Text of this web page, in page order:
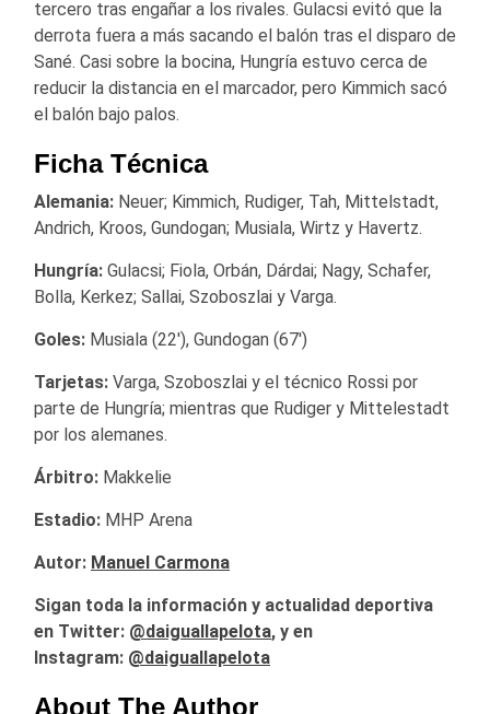
tercero tras engañar a los rivales. Gulacsi evitó que la
derrota fuera a más sacando el balón tras el disparo de
Sané. Casi sobre la bocina, Hungría estuvo cerca de
reducir la distancia en el marcador, pero Kimmich sacó
el balón bajo palos.
Ficha Técnica
Alemania: Neuer; Kimmich, Rudiger, Tah, Mittelstadt,
Andrich, Kroos, Gundogan; Musiala, Wirtz y Havertz.
Hungría: Gulacsi; Fiola, Orbán, Dárdai; Nagy, Schafer,
Bolla, Kerkez; Sallai, Szoboszlai y Varga.
Goles: Musiala (22′), Gundogan (67′)
Tarjetas: Varga, Szoboszlai y el técnico Rossi por
parte de Hungría; mientras que Rudiger y Mittelestadt
por los alemanes.
Árbitro: Makkelie
Estadio: MHP Arena
Autor: Manuel Carmona
Sigan toda la información y actualidad deportiva
en Twitter: @daiguallapelota, y en
Instagram: @daiguallapelota
About The Author